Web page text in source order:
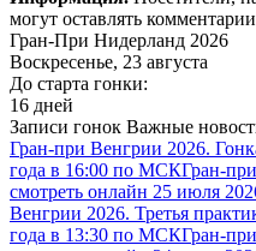
могут оставлять
Гран-При Нидерланд 2026
Воскресенье, 23 августа
До старта гонки:
16 дней
Записи гонок Важные
Гран-при Венгрии 2026.
года в 16:00 по МСКГран-
смотреть онлайн 25 июля
Венгрии 2026. Третья
года в 13:30 по МСКГран-